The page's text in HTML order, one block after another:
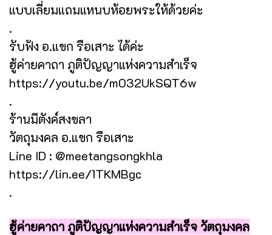
แบบเลี่ยมแถมแหนบห้อยพระให้ด้วยค่ะ
.
รับฟัง อ.แขก รือเสาะ ได้ค่ะ
ฮู้ค่ายคาถา ภูติปัญญาแห่งความสำเร็จ
https://youtu.be/m032UkSQT6w
.
ร้านมีตังค์สงขลา
วัตถุมงคล อ.แขก รือเสาะ
Line ID : @meetangsongkhla
https://lin.ee/1TKMBgc
.
ฮู้ค่ายคาถา ภูติปัญญาแห่งความสำเร็จ วัตถุมงคล